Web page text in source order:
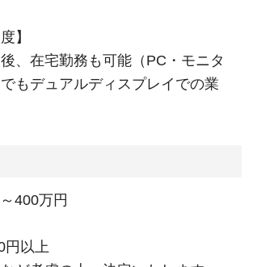
】
、在宅勤務も可能（PC・モニタ
もデュアルディスプレイでの業
400万円
円以上